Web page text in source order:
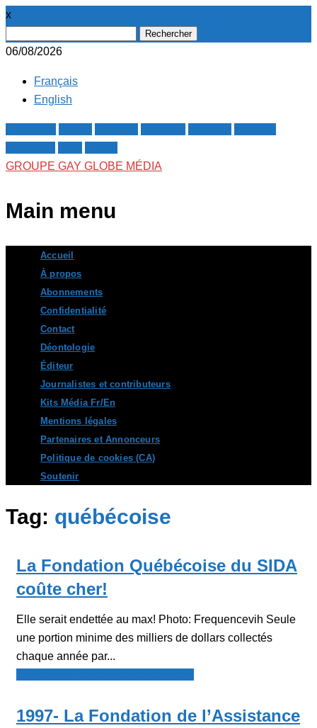
x
06/08/2026
Français
English
GROUPE GAY GLOBE MÉDIA
Main menu
content
Accueil
À propos
Abonnements
Confidentialité
Contact
Déontologie
Éditeur
Journalistes et contributeurs
Kits Média Fr/En
Mentions légales
Partenaires et Annonceurs
Politique de cookies (CA)
Soutenir
Tag: québécoise
La Fondation Québécoise du SIDA
coûte cher!
Elle serait endettée au max! Photo: Frequencevih Seule
une portion minime des milliers de dollars collectés
chaque année par...
1997- La Fondation de l’Assistance